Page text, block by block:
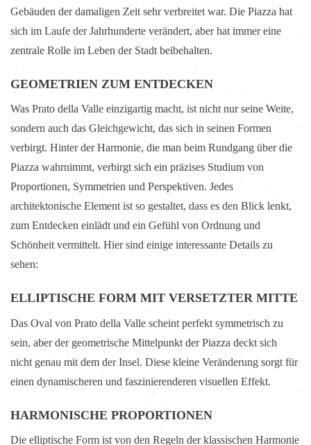
Gebäuden der damaligen Zeit sehr verbreitet war. Die Piazza hat
sich im Laufe der Jahrhunderte verändert, aber hat immer eine
zentrale Rolle im Leben der Stadt beibehalten.
GEOMETRIEN ZUM ENTDECKEN
Was Prato della Valle einzigartig macht, ist nicht nur seine Weite,
sondern auch das Gleichgewicht, das sich in seinen Formen
verbirgt. Hinter der Harmonie, die man beim Rundgang über die
Piazza wahrnimmt, verbirgt sich ein präzises Studium von
Proportionen, Symmetrien und Perspektiven. Jedes
architektonische Element ist so gestaltet, dass es den Blick lenkt,
zum Entdecken einlädt und ein Gefühl von Ordnung und
Schönheit vermittelt. Hier sind einige interessante Details zu
sehen:
ELLIPTISCHE FORM MIT VERSETZTER MITTE
Das Oval von Prato della Valle scheint perfekt symmetrisch zu
sein, aber der geometrische Mittelpunkt der Piazza deckt sich
nicht genau mit dem der Insel. Diese kleine Veränderung sorgt für
einen dynamischeren und faszinierenderen visuellen Effekt.
HARMONISCHE PROPORTIONEN
Die elliptische Form ist von den Regeln der klassischen Harmonie